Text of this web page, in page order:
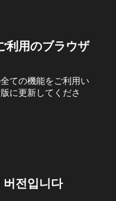
利用のブラウザ
ての機能をご利用い
に更新してくださ
버전입니다